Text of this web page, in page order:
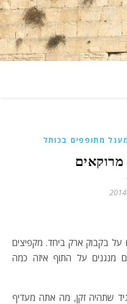
מתופפים בכותל
על בקבוק ארק ביחד. מקפיצים
מנגנים על התוף איזה כמה
שתהיה זקן, מה אתה מעדיף